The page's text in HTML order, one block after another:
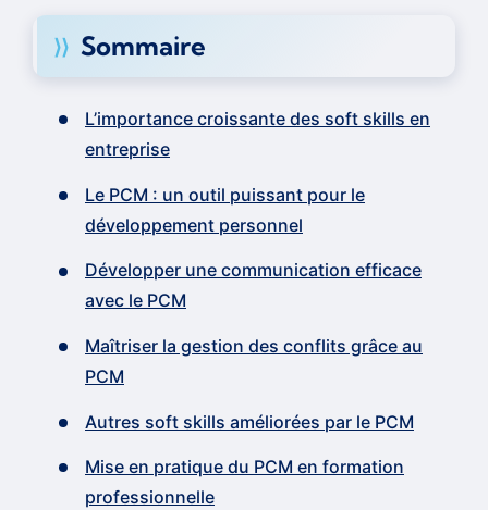
Sommaire
L’importance croissante des soft skills en
entreprise
Le PCM : un outil puissant pour le
développement personnel
Développer une communication efficace
avec le PCM
Maîtriser la gestion des conflits grâce au
PCM
Autres soft skills améliorées par le PCM
Mise en pratique du PCM en formation
professionnelle